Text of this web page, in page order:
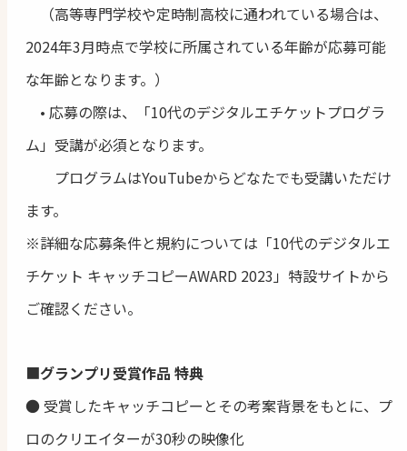
（高等専門学校や定時制高校に通われている場合は、
2024年3月時点で学校に所属されている年齢が応募可能
な年齢となります。）
• 応募の際は、「10代のデジタルエチケットプログラ
ム」受講が必須となります。
プログラムはYouTubeからどなたでも受講いただけ
ます。
※詳細な応募条件と規約については「10代のデジタルエ
チケット キャッチコピーAWARD 2023」特設サイトから
ご確認ください。
■グランプリ受賞作品 特典
● 受賞したキャッチコピーとその考案背景をもとに、プ
ロのクリエイターが30秒の映像化